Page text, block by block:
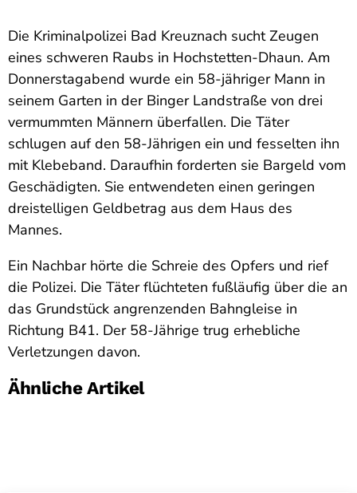
Die Kriminalpolizei Bad Kreuznach sucht Zeugen
eines schweren Raubs in Hochstetten-Dhaun. Am
Donnerstagabend wurde ein 58-jähriger Mann in
seinem Garten in der Binger Landstraße von drei
vermummten Männern überfallen. Die Täter
schlugen auf den 58-Jährigen ein und fesselten ihn
mit Klebeband. Daraufhin forderten sie Bargeld vom
Geschädigten. Sie entwendeten einen geringen
dreistelligen Geldbetrag aus dem Haus des
Mannes.
Ein Nachbar hörte die Schreie des Opfers und rief
die Polizei. Die Täter flüchteten fußläufig über die an
das Grundstück angrenzenden Bahngleise in
Richtung B41. Der 58-Jährige trug erhebliche
Verletzungen davon.
Ähnliche Artikel